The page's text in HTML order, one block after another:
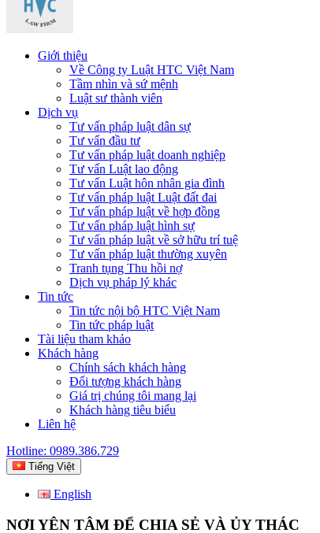
Giới thiệu
Về Công ty Luật HTC Việt Nam
Tầm nhìn và sứ mệnh
Luật sư thành viên
Dịch vụ
Tư vấn pháp luật dân sự
Tư vấn đầu tư
Tư vấn pháp luật doanh nghiệp
Tư vấn Luật lao động
Tư vấn Luật hôn nhân gia đình
Tư vấn pháp luật Luật đất đai
Tư vấn pháp luật về hợp đồng
Tư vấn pháp luật hình sự
Tư vấn pháp luật về sở hữu trí tuệ
Tư vấn pháp luật thường xuyên
Tranh tụng Thu hồi nợ
Dịch vụ pháp lý khác
Tin tức
Tin tức nội bộ HTC Việt Nam
Tin tức pháp luật
Tài liệu tham khảo
Khách hàng
Chính sách khách hàng
Đối tượng khách hàng
Giá trị chúng tôi mang lại
Khách hàng tiêu biểu
Liên hệ
Hotline: 0989.386.729
Tiếng Việt
English
NƠI YÊN TÂM ĐỂ CHIA SẺ VÀ ỦY THÁC